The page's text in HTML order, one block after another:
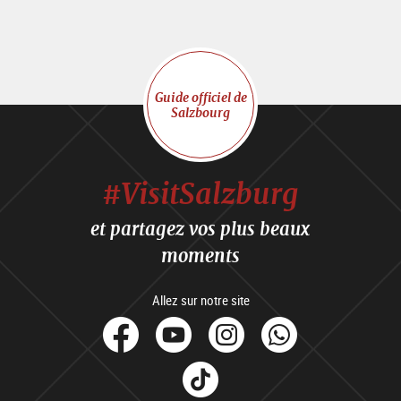
Guide officiel de
Salzbourg
#VisitSalzburg
et partagez vos plus beaux
moments
Allez sur notre site
facebook
YoutubeInstagram
Tik